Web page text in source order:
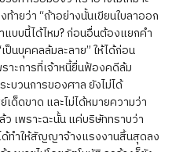
ายว่า “ถ้าอย่างนั้นเขียนใบลาออก
แบบนี้ได้ไหม? ก่อนอื่นต้องแยกคำ
ป็นบุคคลล้มละลาย” ให้ได้ก่อน
าะการที่เจ้าหนี้ยื่นฟ้องคดีล้ม
ะบวนการของศาล ยังไม่ได้
ด็ดขาด และไม่ได้หมายความว่า
เพราะฉะนั้น แค่บริษัททราบว่า
ด้ทำให้สัญญาจ้างแรงงานสิ้นสุดลง